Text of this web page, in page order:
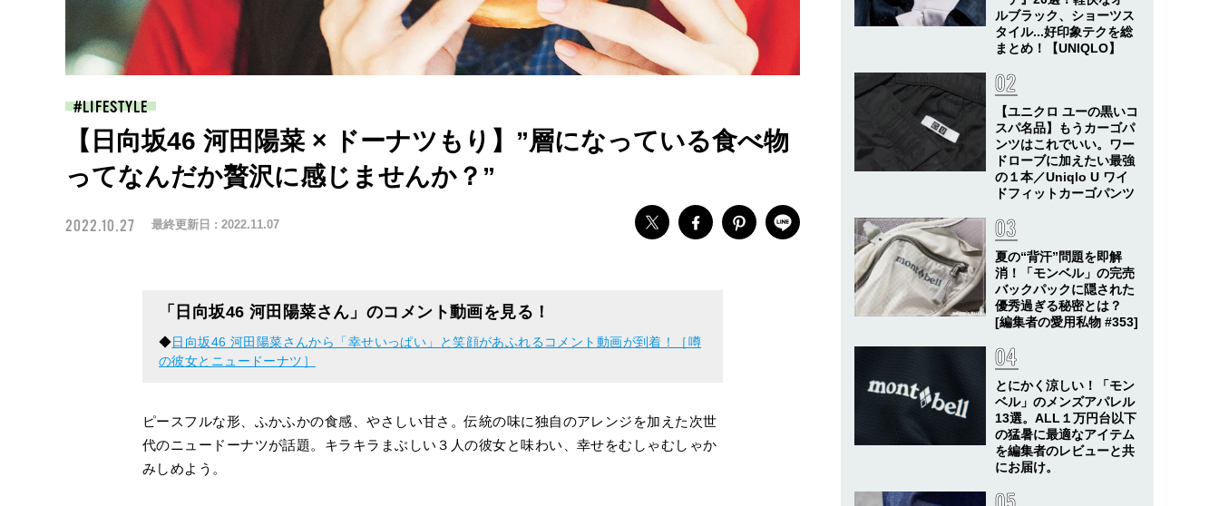
LIFESTYLE
【日向坂46 河田陽菜 × ドーナツもり】”層になっている食べ物
ってなんだか贅沢に感じませんか？”
2022.10.27 最終更新日 : 2022.11.07
「日向坂46 河田陽菜さん」のコメント動画を見る！
◆日向坂46 河田陽菜さんから「幸せいっぱい」と笑顔があふれるコメント動画が到着！［噂
の彼女とニュードーナツ］
ピースフルな形、ふかふかの食感、やさしい甘さ。伝統の味に独自のアレンジを加えた次世
代のニュードーナツが話題。キラキラまぶしい３人の彼女と味わい、幸せをむしゃむしゃか
みしめよう。
ルブラック、ショーツス
タイル...好印象テクを総
まとめ！【UNIQLO】
【ユニクロ ユーの黒いコ
スパ名品】もうカーゴパ
ンツはこれでいい。ワー
ドローブに加えたい最強
の１本／Uniqlo U ワイ
ドフィットカーゴパンツ
夏の“背汗”問題を即解
消！「モンベル」の完売
バックパックに隠された
優秀過ぎる秘密とは？
[編集者の愛用私物 #353]
とにかく涼しい！「モン
ベル」のメンズアパレル
13選。ALL１万円台以下
の猛暑に最適なアイテム
を編集者のレビューと共
にお届け。